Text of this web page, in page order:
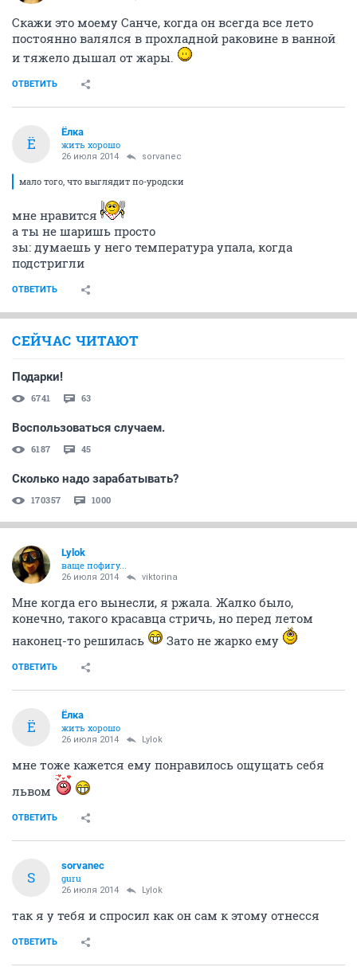
Скажи это моему Санче, когда он всегда все лето
постоянно валялся в прохладной раковине в ванной
и тяжело дышал от жары.
ОТВЕТИТЬ
Ё
Ёлка
жить хорошо
26 июля 2014 sorvanec
мало того, что выглядит по-уродски
мне нравится
а ты не шаришь просто
зы: думаешь у него температура упала, когда
подстригли
ОТВЕТИТЬ
СЕЙЧАС ЧИТАЮТ
Подарки!
6741 63
Воспользоваться случаем.
6187 45
Сколько надо зарабатывать?
170357 1000
Lylok
ваще пофигу...
26 июля 2014 viktorina
Мне когда его вынесли, я ржала. Жалко было,
конечно, такого красавца стричь, но перед летом
наконец-то решилась
Зато не жарко ему
ОТВЕТИТЬ
Ё
Ёлка
жить хорошо
26 июля 2014 Lylok
мне тоже кажется ему понравилось ощущать себя
львом
ОТВЕТИТЬ
S
sorvanec
guru
26 июля 2014 Lylok
так я у тебя и спросил как он сам к этому отнесся
ОТВЕТИТЬ